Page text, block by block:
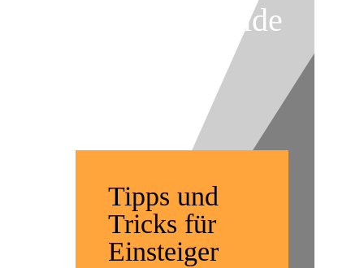
Tufa 4×4 Guide
Tipps und
Tricks für
Einsteiger